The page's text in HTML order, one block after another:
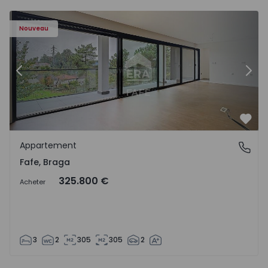
Nouveau
Précédent
Fafe, Braga
Appartement
Fafe, Braga
Acheter 325.800 €
3 2 305 305 2